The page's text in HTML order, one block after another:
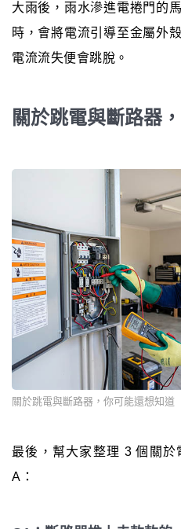
大雨後，雨水滲進電捲門的
時，會將電流引導至金屬外
電流流失便會跳脫。
關於跳電與斷路器
關於跳電與斷路器，你可能還想知道
最後，幫大家整理 3 個關
A：